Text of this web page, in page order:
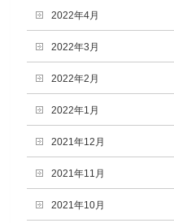
2022年4月
2022年3月
2022年2月
2022年1月
2021年12月
2021年11月
2021年10月